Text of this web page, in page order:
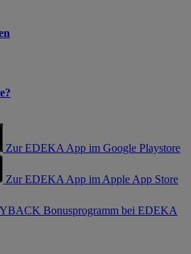
Zur EDEKA App im Google Playstore
Zur EDEKA App im Apple App Store
Bonusprogramm bei EDEKA